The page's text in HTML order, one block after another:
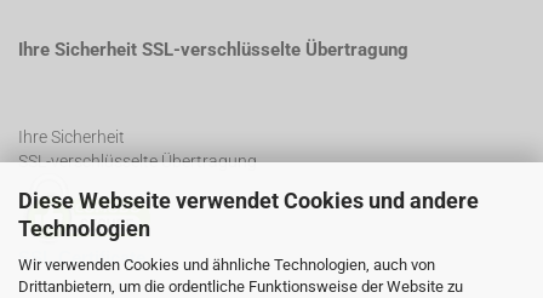
Diese Webseite verwendet Cookies und andere
Technologien
Wir verwenden Cookies und ähnliche Technologien, auch von
Drittanbietern, um die ordentliche Funktionsweise der Website zu
Ihre Sicherheit SSL-verschlüsselte Übertragung
Ihre Sicherheit
SSL-verschlüsselte Übertragung
SSL Certificate